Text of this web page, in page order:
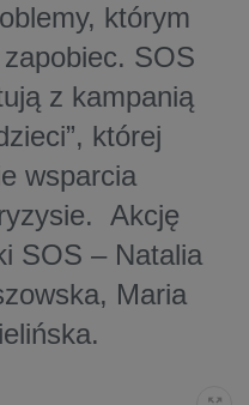
którym
SOS
z kampanią
której
wsparcia
Akcję
SOS – Natalia
Maria